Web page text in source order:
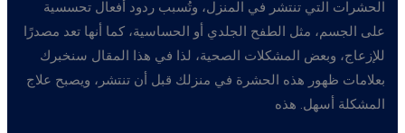
الحشرات التي تنتشر في المنزل، وتُسبب ردود أفعال تحسسية
على الجسم، مثل الطفح الجلدي أو الحساسية، كما أنها تعد مصدرًا
للإزعاج، وبعض المشكلات الصحية، لذا في هذا المقال سنخبرك
بعلامات ظهور هذه الحشرة في منزلك قبل أن تنتشر، ويصبح علاج
المشكلة أسهل. هذه